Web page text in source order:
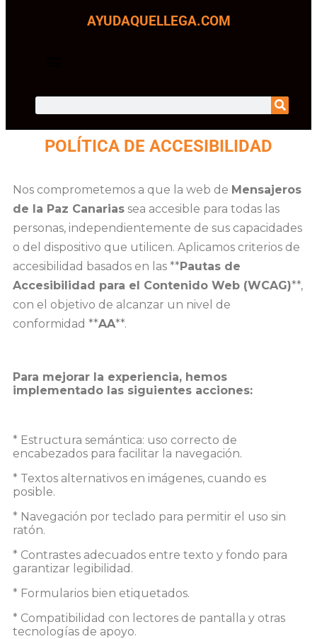
AYUDAQUELLEGA.COM
POLÍTICA DE ACCESIBILIDAD
Nos comprometemos a que la web de Mensajeros
de la Paz Canarias sea accesible para todas las
personas, independientemente de sus capacidades
o del dispositivo que utilicen. Aplicamos criterios de
accesibilidad basados en las **Pautas de
Accesibilidad para el Contenido Web (WCAG)**,
con el objetivo de alcanzar un nivel de
conformidad **AA**.
Para mejorar la experiencia, hemos
implementado las siguientes acciones:
* Estructura semántica: uso correcto de
encabezados para facilitar la navegación.
* Textos alternativos en imágenes, cuando es
posible.
* Navegación por teclado para permitir el uso sin
ratón.
* Contrastes adecuados entre texto y fondo para
garantizar legibilidad.
* Formularios bien etiquetados.
* Compatibilidad con lectores de pantalla y otras
tecnologías de apoyo.